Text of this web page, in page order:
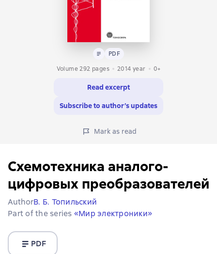
Text PDF
PDF
Volume 292 pages
2014 year 0+
Read excerpt
Subscribe to author’s updates
Mark as read
Схемотехника аналого-
цифровых преобразователей
AuthorВ. Б. Топильский
Part of the series «Мир электроники»
PDF